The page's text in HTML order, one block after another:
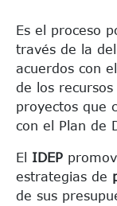
Es el proceso
través de la
acuerdos con
de los
proyectos que
con el Plan de
El IDEP
estrategias de
de sus